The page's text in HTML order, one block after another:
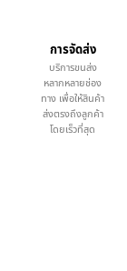
การจัดส่ง
บริการขนส่ง
หลากหลายช่อง
ทาง เพื่อให้สินค้า
ส่งตรงถึงลูกค้า
โดยเร็วที่สุด